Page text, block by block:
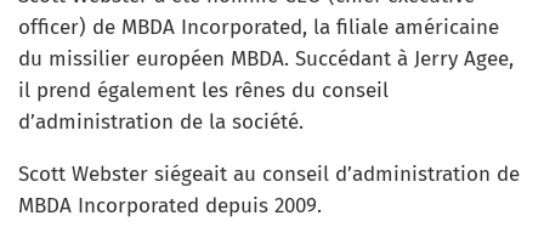
officer) de MBDA Incorporated, la filiale américaine
du missilier européen MBDA. Succédant à Jerry Agee,
il prend également les rênes du conseil
d’administration de la société.
Scott Webster siégeait au conseil d’administration de
MBDA Incorporated depuis 2009.